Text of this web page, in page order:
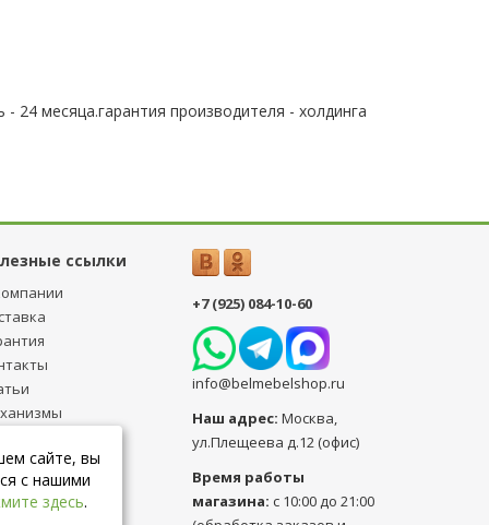
24 месяца.гарантия производителя - холдинга
ссылки
оферта
+7 (925) 084-10-60
info@belmebelshop.ru
Наш адрес: Москва
ул.Плещеева д.12 (офис)
Время работы
магазина: с 10:00 до 21:00
сайте, вы
с нашими
здесь.